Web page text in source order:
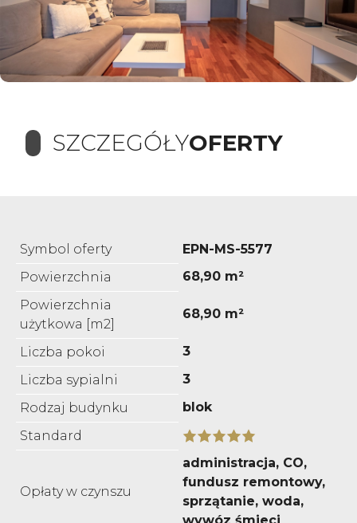
SZCZEGÓŁYOFERTY
Symbol oferty
EPN-MS-5577
Powierzchnia
68,90 m²
Powierzchnia
użytkowa [m2]
68,90 m²
Liczba pokoi
3
Liczba sypialni
3
Rodzaj budynku
blok
Standard
Opłaty w czynszu
administracja, CO,
fundusz remontowy,
sprzątanie, woda,